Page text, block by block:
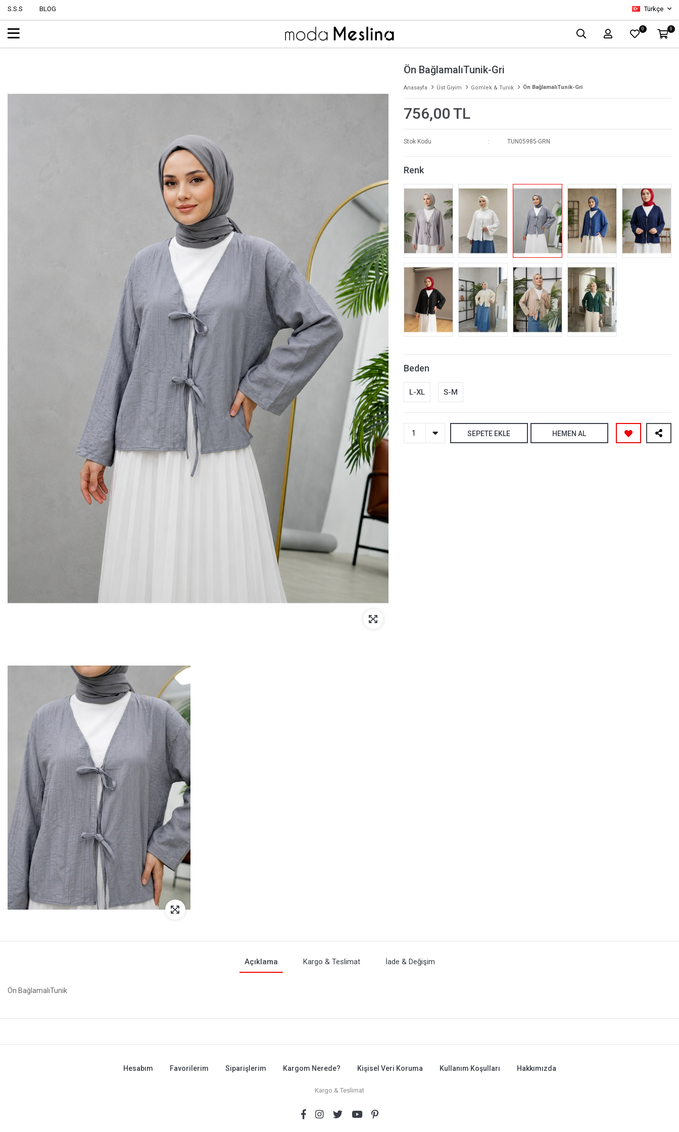
S.S.S BLOG Türkçe
0 0
Ön BağlamalıTunik-Gri
Anasayfa Üst Giyim Gömlek & Tunik Ön BağlamalıTunik-Gri
756,00 TL
Stok Kodu TUN05985-GRN
Renk
Beden
L-XL S-M
SEPETE EKLE HEMEN AL
Açıklama Kargo & Teslimat İade & Değişim
Ön BağlamalıTunik
Hesabım Favorilerim Siparişlerim Kargom Nerede? Kişisel Veri Koruma Kullanım Koşulları Hakkımızda
Kargo & Teslimat